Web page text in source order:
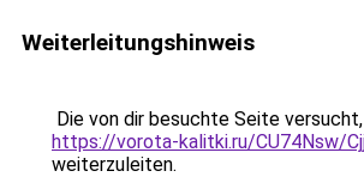
Weiterleitungshinweis
Die von dir besuchte Seite
https://vorota-kalitki.ru/CU74Nsw/
weiterzuleiten.